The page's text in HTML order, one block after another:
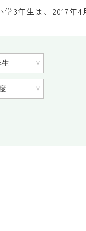
3年生は、2017年4